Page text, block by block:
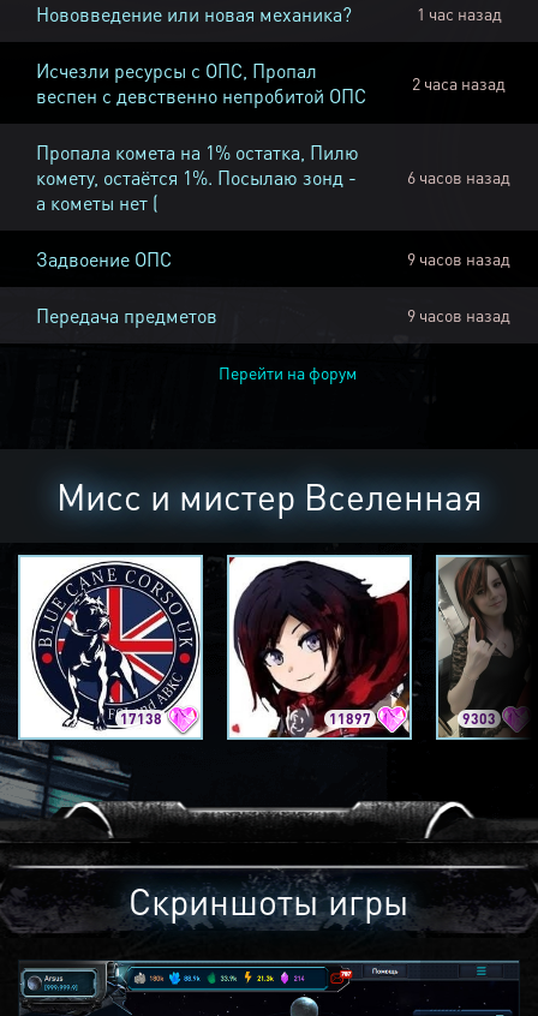
Нововведение или новая механика? 1 час назад
Исчезли ресурсы с ОПС, Пропал
веспен с девственно непробитой ОПС
2 часа назад
Пропала комета на 1% остатка, Пилю
комету, остаётся 1%. Посылаю зонд -
а кометы нет (
6 часов назад
Задвоение ОПС 9 часов назад
Передача предметов 9 часов назад
Перейти на форум
Мисс и мистер Вселенная
17138 11897 9303
Скриншоты игры